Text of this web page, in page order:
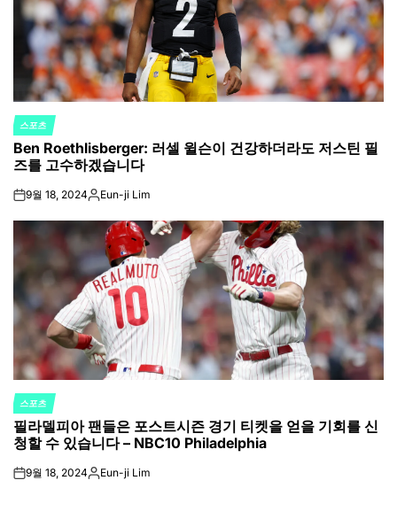
POSTED
IN
스포츠
Ben Roethlisberger: 러셀 윌슨이 건강하더라도 저스틴 필
즈를 고수하겠습니다
on9월 18, 2024Posted
Eun-ji Lim
POSTED
IN
스포츠
필라델피아 팬들은 포스트시즌 경기 티켓을 얻을 기회를 신
청할 수 있습니다 – NBC10 Philadelphia
on9월 18, 2024Posted
Eun-ji Lim